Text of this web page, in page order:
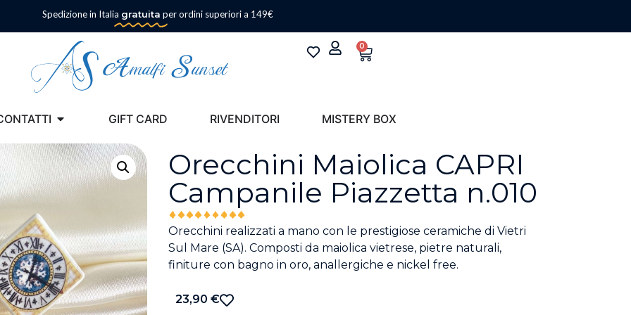
Spedizione in Italia gratuita per ordini superiori a 149€
0
GIFT CARD RIVENDITORI MISTERY BOX
Orecchini Maiolica CAPRI
Campanile Piazzetta n.010
Orecchini realizzati a mano con le prestigiose ceramiche di Vietri
Sul Mare (SA). Composti da maiolica vietrese, pietre naturali,
finiture con bagno in oro, anallergiche e nickel free.
23,90 €